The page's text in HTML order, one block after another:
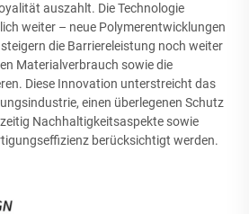
auszahlt. Die Technologie
weiter – neue Polymerentwicklungen
die Barriereleistung noch weiter
Materialverbrauch sowie die
Diese Innovation unterstreicht das
einen überlegenen Schutz
Nachhaltigkeitsaspekte sowie
berücksichtigt werden.